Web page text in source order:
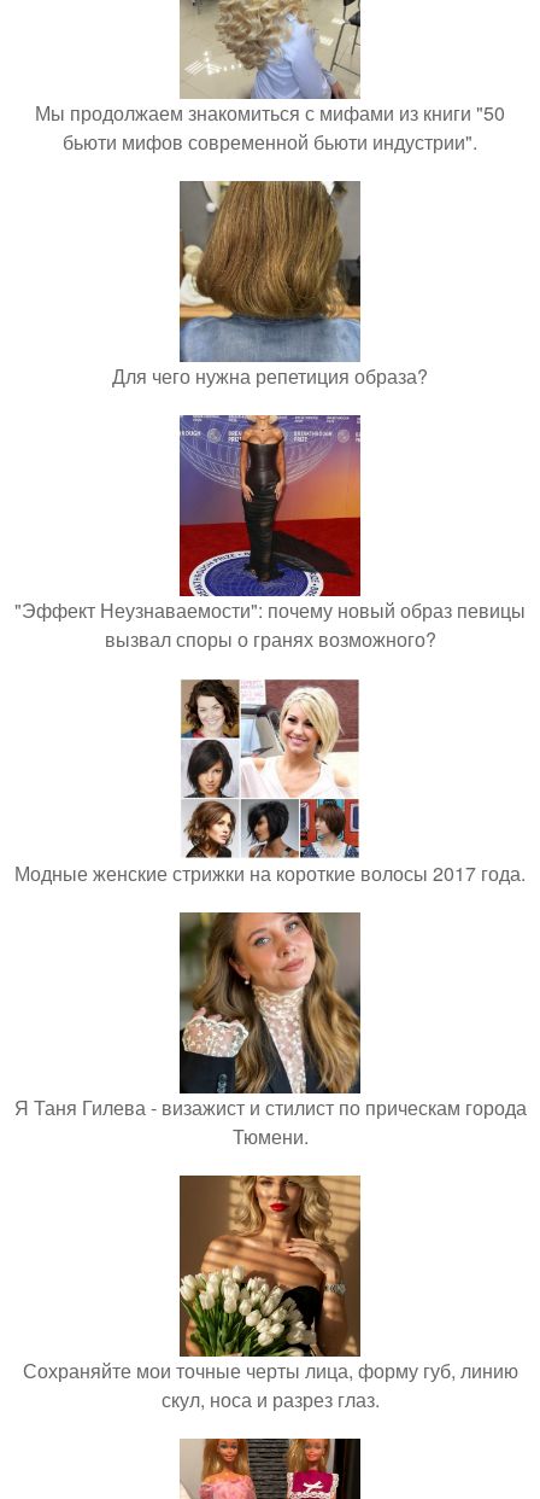
Мы продолжаем знакомиться с мифами из книги "50
бьюти мифов современной бьюти индустрии".
Для чего нужна репетиция образа?
"Эффект Неузнаваемости": почему новый образ певицы
вызвал споры о гранях возможного?
Модные женские стрижки на короткие волосы 2017 года.
Я Таня Гилева - визажист и стилист по прическам города
Тюмени.
Сохраняйте мои точные черты лица, форму губ, линию
скул, носа и разрез глаз.